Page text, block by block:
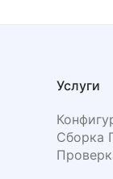
Услуги
Сборка